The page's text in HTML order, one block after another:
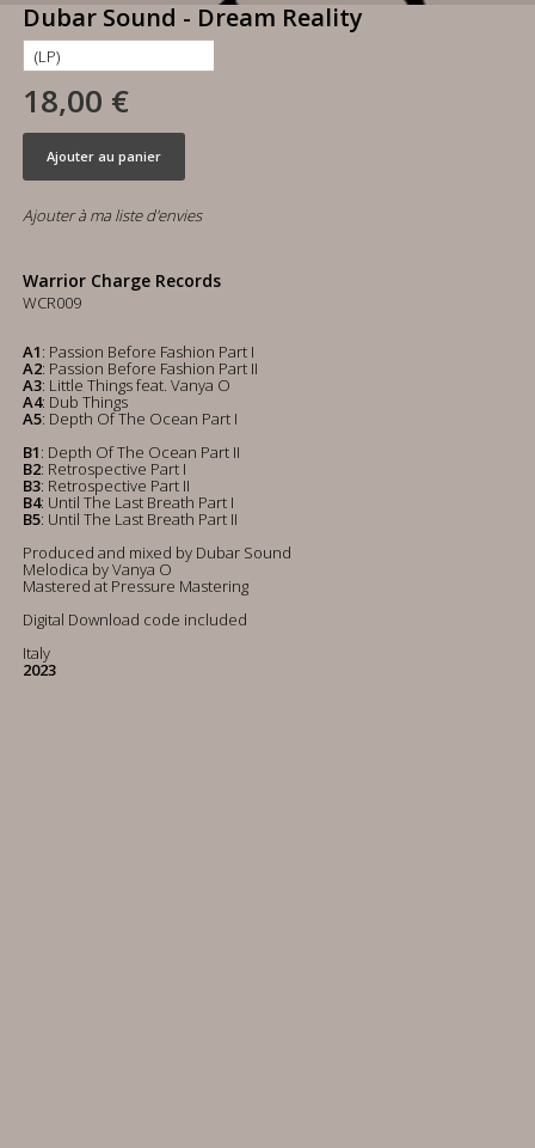
Dubar Sound - Dream Reality
18,00 €
Ajouter au panier
Ajouter à ma liste d'envies
Warrior Charge Records
WCR009
A1: Passion Before Fashion Part I
A2: Passion Before Fashion Part II
A3: Little Things feat. Vanya O
A4: Dub Things
A5: Depth Of The Ocean Part I
B1: Depth Of The Ocean Part II
B2: Retrospective Part I
B3: Retrospective Part II
B4: Until The Last Breath Part I
B5: Until The Last Breath Part II
Produced and mixed by Dubar Sound
Melodica by Vanya O
Mastered at Pressure Mastering
Digital Download code included
Italy
2023